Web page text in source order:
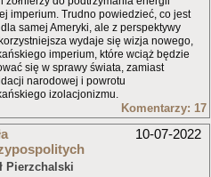
imperium. Trudno powiedzieć, co jest
dla samej Ameryki, ale z perspektywy
wydaje się wizja nowego,
imperium, które wciąż będzie
się w sprawy świata, zamiast
narodowej i powrotu
izolacjonizmu.
Komentarzy: 17
10-07-2022
Pierzchalski